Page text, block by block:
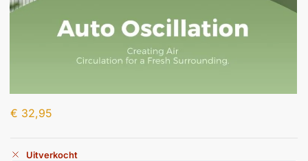
€ 32,95
Uitverkocht